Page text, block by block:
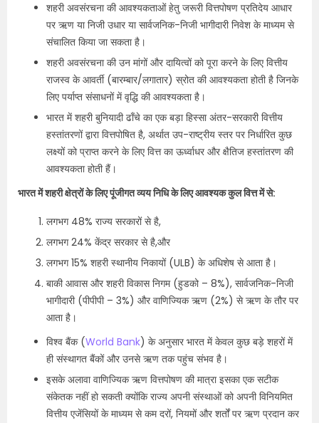
शहरी अवसंरचना की आवश्यकताओं हेतु जरूरी वित्तपोषण प्रतिदेय आधार
पर ऋण या निजी उधार या सार्वजनिक-निजी भागीदारी निवेश के माध्यम से
संचालित किया जा सकता है।
शहरी अवसंरचना की उन मांगों और दायित्वों को पूरा करने के लिए वित्तीय
राजस्व के आवर्ती (बारम्बार/लगातार) स्रोत की आवश्यकता होती है जिनके
लिए पर्याप्त संसाधनों में वृद्धि की आवश्यकता है।
भारत में शहरी बुनियादी ढाँचे का एक बड़ा हिस्सा अंतर-सरकारी वित्तीय
हस्तांतरणों द्वारा वित्तपोषित है, अर्थात उप-राष्ट्रीय स्तर पर निर्धारित कुछ
लक्ष्यों को प्राप्त करने के लिए वित्त का ऊर्ध्वाधर और क्षैतिज हस्तांतरण की
आवश्यकता होती हैं।
भारत में शहरी क्षेत्रों के लिए पूंजीगत व्यय निधि के लिए आवश्यक कुल वित्त में से:
लगभग 48% राज्य सरकारों से है,
लगभग 24% केंद्र सरकार से है,और
लगभग 15% शहरी स्थानीय निकायों (ULB) के अधिशेष से आता है।
बाकी आवास और शहरी विकास निगम (हुडको – 8%), सार्वजनिक-निजी
भागीदारी (पीपीपी – 3%) और वाणिज्यिक ऋण (2%) से ऋण के तौर पर
आता है।
विश्व बैंक (World Bank) के अनुसार भारत में केवल कुछ बड़े शहरों में
ही संस्थागत बैंकों और उनसे ऋण तक पहुंच संभव है।
इसके अलावा वाणिज्यिक ऋण वित्तपोषण की मात्रा इसका एक सटीक
संकेतक नहीं हो सकती क्योंकि राज्य अपनी संस्थाओं को अपनी विनियमित
वित्तीय एजेंसियों के माध्यम से कम दरों, नियमों और शर्तों पर ऋण प्रदान कर